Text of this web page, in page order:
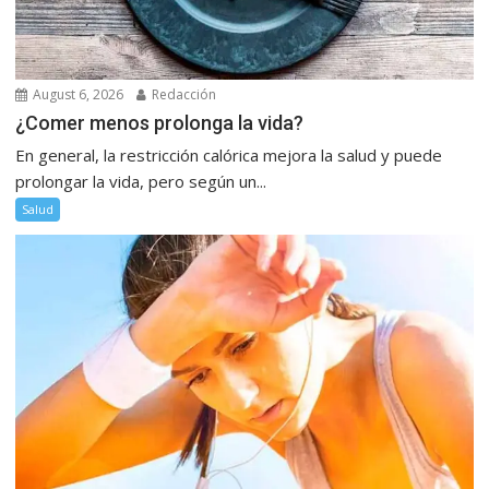
August 6, 2026 Redacción
¿Comer menos prolonga la vida?
En general, la restricción calórica mejora la salud y puede
prolongar la vida, pero según un...
Salud